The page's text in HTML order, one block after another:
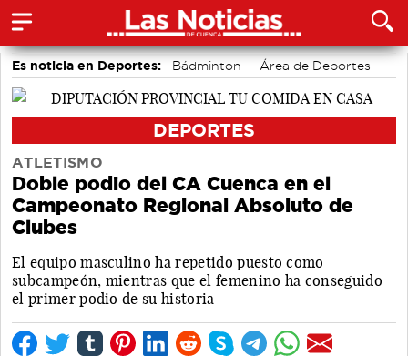
Es noticia en Deportes: Bádminton
Área de Deportes
Bolos conquenses
DEPORTES
ATLETISMO
Doble podio del CA Cuenca en el
Campeonato Regional Absoluto de
Clubes
El equipo masculino ha repetido puesto como
subcampeón, mientras que el femenino ha conseguido
el primer podio de su historia